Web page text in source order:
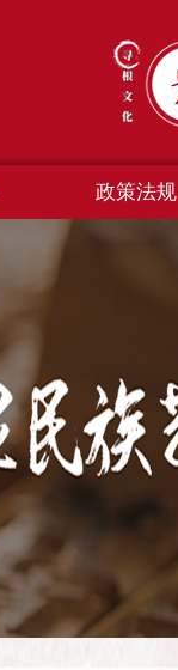
政策法规